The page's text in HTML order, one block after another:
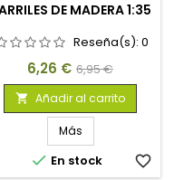
DE MADERA 1:35
Reseña(s): 0
Precio
6,26 € Precio
base
6,95 €
 Añadir al carrito
Más
 En stock favorite_border